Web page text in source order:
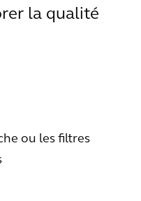
la qualité
ou les filtres